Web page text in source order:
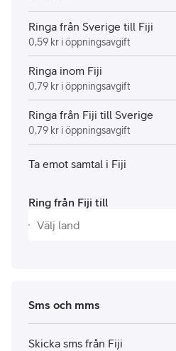
Ringa från Sverige till Fiji
0,59 kr i öppningsavgift
Ringa inom Fiji
0,79 kr i öppningsavgift
Ringa från Fiji till Sverige
0,79 kr i öppningsavgift
Ta emot samtal i Fiji
Ring från Fiji till
Sms och mms
Skicka sms från Fiji